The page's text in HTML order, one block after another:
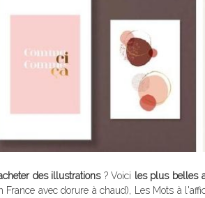
des illustrations? Voici les plus belles
France avec dorure à chaud), Les Mots à